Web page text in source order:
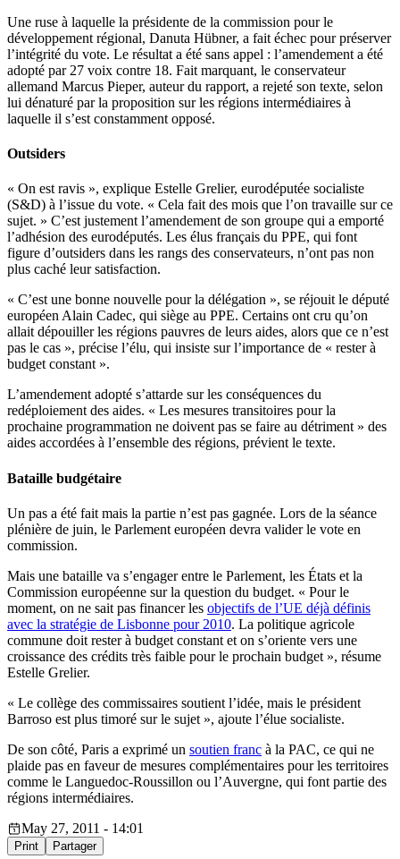
Une ruse à laquelle la présidente de la commission pour le
développement régional, Danuta Hübner, a fait échec pour préserver
l’intégrité du vote. Le résultat a été sans appel : l’amendement a été
adopté par 27 voix contre 18. Fait marquant, le conservateur
allemand Marcus Pieper, auteur du rapport, a rejeté son texte, selon
lui dénaturé par la proposition sur les régions intermédiaires à
laquelle il s’est constamment opposé.
Outsiders
« On est ravis », explique Estelle Grelier, eurodéputée socialiste
(S&D) à l’issue du vote. « Cela fait des mois que l’on travaille sur ce
sujet. » C’est justement l’amendement de son groupe qui a emporté
l’adhésion des eurodéputés. Les élus français du PPE, qui font
figure d’outsiders dans les rangs des conservateurs, n’ont pas non
plus caché leur satisfaction.
« C’est une bonne nouvelle pour la délégation », se réjouit le député
européen Alain Cadec, qui siège au PPE. Certains ont cru qu’on
allait dépouiller les régions pauvres de leurs aides, alors que ce n’est
pas le cas », précise l’élu, qui insiste sur l’importance de « rester à
budget constant ».
L’amendement adopté s’attarde sur les conséquences du
redéploiement des aides. « Les mesures transitoires pour la
prochaine programmation ne doivent pas se faire au détriment » des
aides accordées à l’ensemble des régions, prévient le texte.
Bataille budgétaire
Un pas a été fait mais la partie n’est pas gagnée. Lors de la séance
plénière de juin, le Parlement européen devra valider le vote en
commission.
Mais une bataille va s’engager entre le Parlement, les États et la
Commission européenne sur la question du budget. « Pour le
moment, on ne sait pas financer les objectifs de l’UE déjà définis
avec la stratégie de Lisbonne pour 2010. La politique agricole
commune doit rester à budget constant et on s’oriente vers une
croissance des crédits très faible pour le prochain budget », résume
Estelle Grelier.
« Le collège des commissaires soutient l’idée, mais le président
Barroso est plus timoré sur le sujet », ajoute l’élue socialiste.
De son côté, Paris a exprimé un soutien franc à la PAC, ce qui ne
plaide pas en faveur de mesures complémentaires pour les territoires
comme le Languedoc-Roussillon ou l’Auvergne, qui font partie des
régions intermédiaires.
May 27, 2011 - 14:01
Print Partager